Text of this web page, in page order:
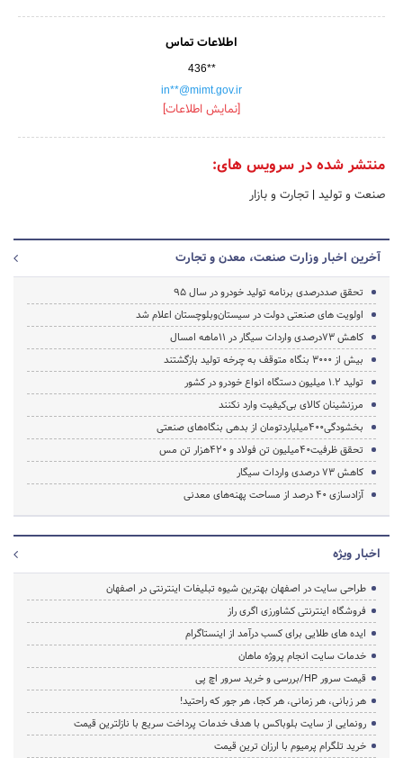
اطلاعات تماس
436**
in**@mimt.gov.ir
[نمایش اطلاعات]
منتشر شده در سرویس های:
صنعت و تولید | تجارت و بازار
آخرین اخبار وزارت صنعت، معدن و تجارت
تحقق صددرصدی برنامه تولید خودرو در سال 95
اولویت های صنعتی دولت در سیستان‌وبلوچستان اعلام شد
کاهش 73درصدی واردات سیگار در 11ماهه امسال
بیش از 3000 بنگاه متوقف به چرخه تولید بازگشتند
تولید 1.2 میلیون دستگاه انواع خودرو در کشور
مرزنشینان کالای بی‌کیفیت وارد نکنند
بخشودگی400میلیاردتومان از بدهی بنگاه‌های صنعتی
تحقق ظرفیت40میلیون تن فولاد و 420هزار تن مس
کاهش 73 درصدی واردات سیگار
آزادسازی 40 درصد از مساحت پهنه‌های معدنی
اخبار ویژه
طراحی سایت در اصفهان بهترین شیوه تبلیغات اینترنتی در اصفهان
فروشگاه اینترنتی کشاورزی اگری راز
ایده های طلایی برای کسب درآمد از اینستاگرام
خدمات سایت انجام پروژه ماهان
قیمت سرور HP/بررسی و خرید سرور اچ پی
هر زبانی، هر زمانی، هر کجا، هر جور که راحتید!
رونمایی از سایت بلوباکس با هدف خدمات پرداخت سریع با نازلترین قیمت
خرید تلگرام پرمیوم با ارزان ترین قیمت